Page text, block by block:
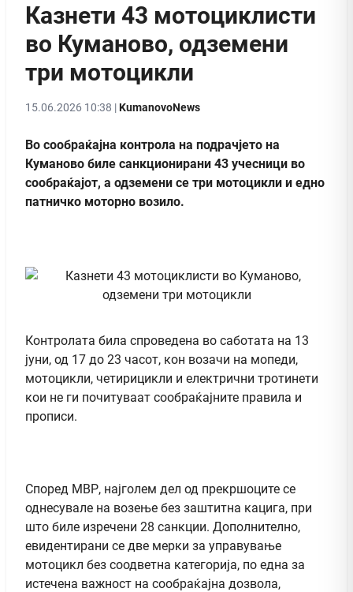
Казнети 43 мотоциклисти
во Куманово, одземени
три мотоцикли
15.06.2026 10:38 |KumanovoNews
Во сообраќајна контрола на подрачјето на
Куманово биле санкционирани 43 учесници во
сообраќајот, а одземени се три мотоцикли и едно
патничко моторно возило.
Контролата била спроведена во саботата на 13
јуни, од 17 до 23 часот, кон возачи на мопеди,
мотоцикли, четирицикли и електрични тротинети
кои не ги почитуваат сообраќајните правила и
прописи.
Според МВР, најголем дел од прекршоците се
однесувале на возење без заштитна кацига, при
што биле изречени 28 санкции. Дополнително,
евидентирани се две мерки за управување
мотоцикл без соодветна категорија, по една за
истечена важност на сообраќајна дозвола,